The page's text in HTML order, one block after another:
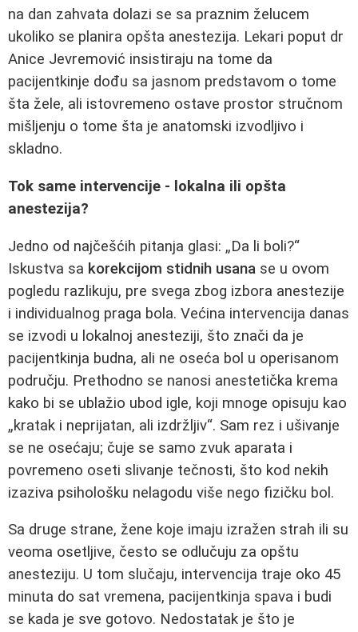
na dan zahvata dolazi se sa praznim želucem
ukoliko se planira opšta anestezija. Lekari poput dr
Anice Jevremović insistiraju na tome da
pacijentkinje dođu sa jasnom predstavom o tome
šta žele, ali istovremeno ostave prostor stručnom
mišljenju o tome šta je anatomski izvodljivo i
skladno.
Tok same intervencije - lokalna ili opšta
anestezija?
Jedno od najčešćih pitanja glasi: „Da li boli?“
Iskustva sa korekcijom stidnih usana se u ovom
pogledu razlikuju, pre svega zbog izbora anestezije
i individualnog praga bola. Većina intervencija danas
se izvodi u lokalnoj anesteziji, što znači da je
pacijentkinja budna, ali ne oseća bol u operisanom
području. Prethodno se nanosi anestetička krema
kako bi se ublažio ubod igle, koji mnoge opisuju kao
„kratak i neprijatan, ali izdržljiv“. Sam rez i ušivanje
se ne osećaju; čuje se samo zvuk aparata i
povremeno oseti slivanje tečnosti, što kod nekih
izaziva psihološku nelagodu više nego fizičku bol.
Sa druge strane, žene koje imaju izražen strah ili su
veoma osetljive, često se odlučuju za opštu
anesteziju. U tom slučaju, intervencija traje oko 45
minuta do sat vremena, pacijentkinja spava i budi
se kada je sve gotovo. Nedostatak je što je